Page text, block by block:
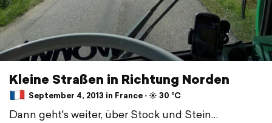
Kleine Straßen in Richtung Norden
September 4, 2013 in France ⋅ ☀️ 30 °C
Dann geht's weiter, über Stock und Stein…